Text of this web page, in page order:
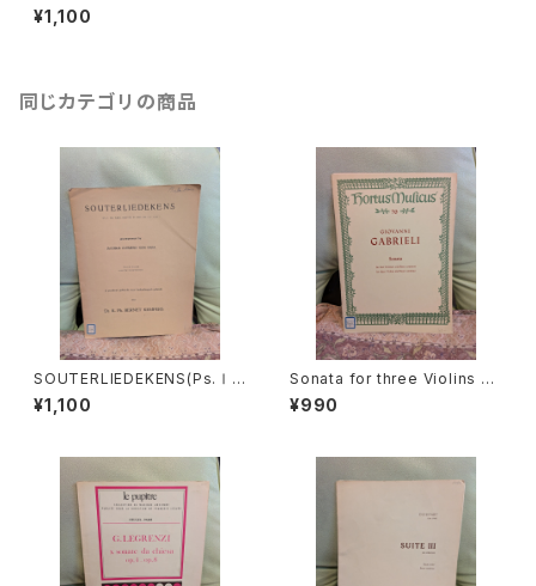
ts【著者：JOHN JENKINS】出
版社：BÄRENREITER-Verlag
¥1,100
同じカテゴリの商品
SOUTERLIEDEKENS(Ps.Ⅰ,
Ⅻ,XXXⅠ,XXXⅧ,XL,XLⅡ,L
Ⅲ,LXV)【著者：JACOBUS CL
¥1,100
Sonata for three Violins an
d Basso continuo【著者：GA
BRIELI】出版社：BÄRENREITE
¥990